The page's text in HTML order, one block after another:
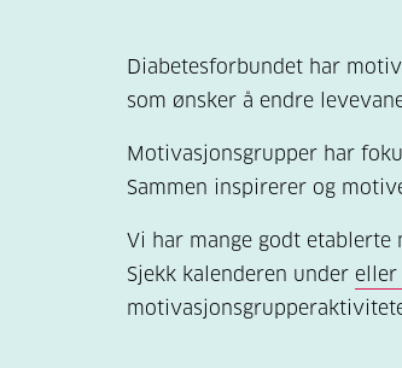
Diabetesforbundet har
som ønsker å endre
Motivasjonsgrupper har
Sammen inspirerer og
Vi har mange godt
Sjekk kalenderen under